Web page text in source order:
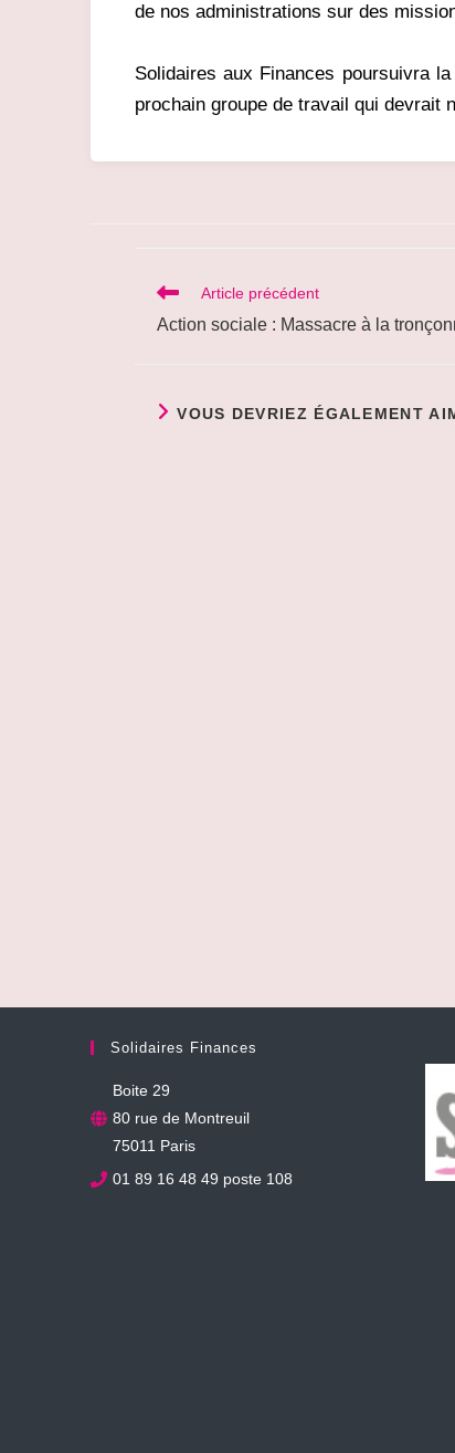
de nos administrations sur des
Solidaires aux Finances poursuivra
prochain groupe de travail qui devrait
Read
articles
Article précédent
Action sociale : Massacre à la
VOUS DEVRIEZ ÉGALEMENT
Solidaires Finances
Boite 29
80 rue de Montreuil
75011 Paris
01 89 16 48 49 poste 108